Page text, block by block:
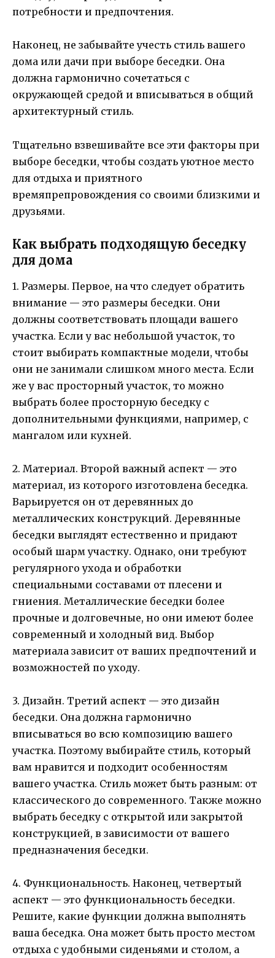
потребности и предпочтения.
Наконец, не забывайте учесть стиль вашего
дома или дачи при выборе беседки. Она
должна гармонично сочетаться с
окружающей средой и вписываться в общий
архитектурный стиль.
Тщательно взвешивайте все эти факторы при
выборе беседки, чтобы создать уютное место
для отдыха и приятного
времяпрепровождения со своими близкими и
друзьями.
Как выбрать подходящую беседку
для дома
1. Размеры. Первое, на что следует обратить
внимание — это размеры беседки. Они
должны соответствовать площади вашего
участка. Если у вас небольшой участок, то
стоит выбирать компактные модели, чтобы
они не занимали слишком много места. Если
же у вас просторный участок, то можно
выбрать более просторную беседку с
дополнительными функциями, например, с
мангалом или кухней.
2. Материал. Второй важный аспект — это
материал, из которого изготовлена беседка.
Варьируется он от деревянных до
металлических конструкций. Деревянные
беседки выглядят естественно и придают
особый шарм участку. Однако, они требуют
регулярного ухода и обработки
специальными составами от плесени и
гниения. Металлические беседки более
прочные и долговечные, но они имеют более
современный и холодный вид. Выбор
материала зависит от ваших предпочтений и
возможностей по уходу.
3. Дизайн. Третий аспект — это дизайн
беседки. Она должна гармонично
вписываться во всю композицию вашего
участка. Поэтому выбирайте стиль, который
вам нравится и подходит особенностям
вашего участка. Стиль может быть разным: от
классического до современного. Также можно
выбрать беседку с открытой или закрытой
конструкцией, в зависимости от вашего
предназначения беседки.
4. Функциональность. Наконец, четвертый
аспект — это функциональность беседки.
Решите, какие функции должна выполнять
ваша беседка. Она может быть просто местом
отдыха с удобными сиденьями и столом, а